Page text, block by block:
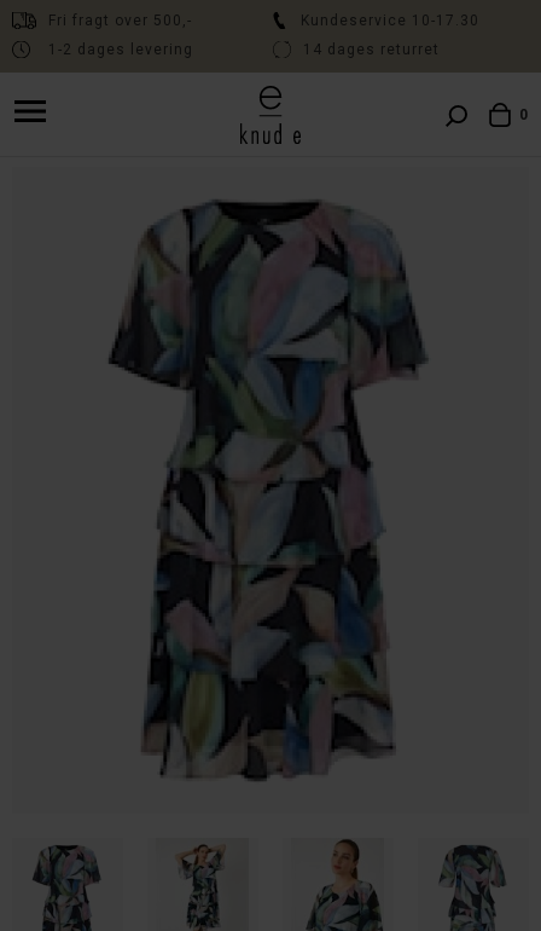
Fri fragt over 500,-
Kundeservice 10-17.30
1-2 dages levering
14 dages returret
Fri fragt over 500,- // Kundeservice 10:00-17:30 // Levering 1-2 dage
// 14 dages fri returret
0